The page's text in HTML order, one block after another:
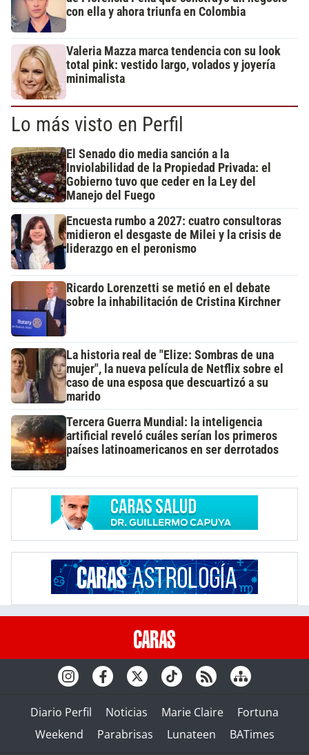
con ella y ahora triunfa en Colombia
Valeria Mazza marca tendencia con su look
total pink: vestido largo, volados y joyería
minimalista
Lo más visto en Perfil
El Senado dio media sanción a la
Inviolabilidad de la Propiedad Privada: el
Gobierno tuvo que ceder en la Ley del
Manejo del Fuego
Encuesta rumbo a 2027: cuatro consultoras
midieron el desgaste de Milei y la crisis de
liderazgo en el peronismo
Ricardo Lorenzetti se metió en el debate
sobre la inhabilitación de Cristina Kirchner
La historia real de "Elize: Sombras de una
mujer", la nueva película de Netflix sobre el
caso de una esposa que descuartizó a su
marido
Tercera Guerra Mundial: la inteligencia
artificial reveló cuáles serían los primeros
países latinoamericanos en ser derrotados
Diario Perfil Noticias Marie Claire
Fortuna
Weekend
Parabrisas Lunateen BATimes